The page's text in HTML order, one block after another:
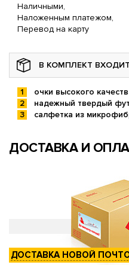
Наличными,
Наложенным платежом,
Перевод на карту
В КОМПЛЕКТ ВХОДИТ
очки высокого
надежный твердый
салфетка из
ДОСТАВКА И
ДОСТАВКА НОВОЙ